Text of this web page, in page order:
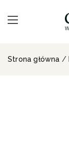
Strona główna /